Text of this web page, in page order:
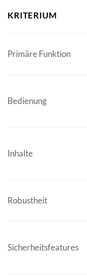
KRITERIUM
Primäre Funktion
Bedienung
Inhalte
Robustheit
Sicherheitsfeatures